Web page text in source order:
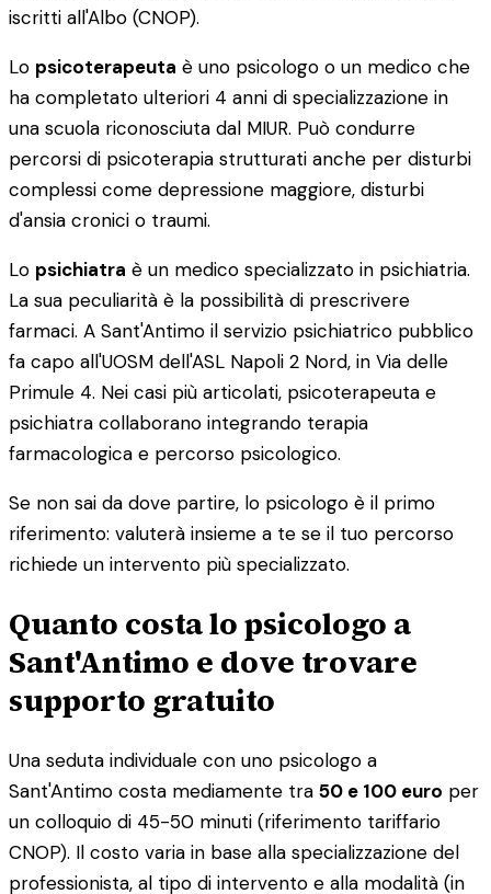
iscritti all'Albo (CNOP).
Lo psicoterapeuta è uno psicologo o un medico che
ha completato ulteriori 4 anni di specializzazione in
una scuola riconosciuta dal MIUR. Può condurre
percorsi di psicoterapia strutturati anche per disturbi
complessi come depressione maggiore, disturbi
d'ansia cronici o traumi.
Lo psichiatra è un medico specializzato in psichiatria.
La sua peculiarità è la possibilità di prescrivere
farmaci. A Sant'Antimo il servizio psichiatrico pubblico
fa capo all'UOSM dell'ASL Napoli 2 Nord, in Via delle
Primule 4. Nei casi più articolati, psicoterapeuta e
psichiatra collaborano integrando terapia
farmacologica e percorso psicologico.
Se non sai da dove partire, lo psicologo è il primo
riferimento: valuterà insieme a te se il tuo percorso
richiede un intervento più specializzato.
Quanto costa lo psicologo a
Sant'Antimo e dove trovare
supporto gratuito
Una seduta individuale con uno psicologo a
Sant'Antimo costa mediamente tra 50 e 100 euro per
un colloquio di 45-50 minuti (riferimento tariffario
CNOP). Il costo varia in base alla specializzazione del
professionista, al tipo di intervento e alla modalità (in